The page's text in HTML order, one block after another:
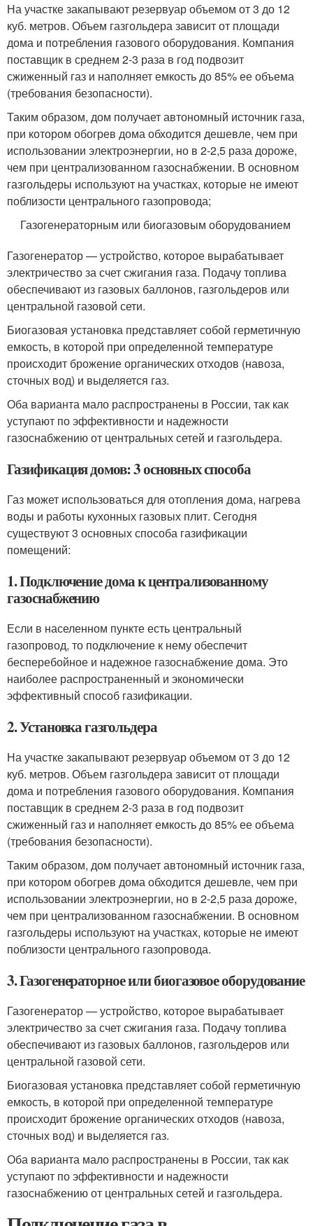
На участке закапывают резервуар объемом от 3 до 12
куб. метров. Объем газгольдера зависит от площади
дома и потребления газового оборудования. Компания
поставщик в среднем 2-3 раза в год подвозит
сжиженный газ и наполняет емкость до 85% ее объема
(требования безопасности).
Таким образом, дом получает автономный источник газа,
при котором обогрев дома обходится дешевле, чем при
использовании электроэнергии, но в 2-2,5 раза дороже,
чем при централизованном газоснабжении. В основном
газгольдеры используют на участках, которые не имеют
поблизости центрального газопровода;
Газогенераторным или биогазовым оборудованием
Газогенератор — устройство, которое вырабатывает
электричество за счет сжигания газа. Подачу топлива
обеспечивают из газовых баллонов, газгольдеров или
центральной газовой сети.
Биогазовая установка представляет собой герметичную
емкость, в которой при определенной температуре
происходит брожение органических отходов (навоза,
сточных вод) и выделяется газ.
Оба варианта мало распространены в России, так как
уступают по эффективности и надежности
газоснабжению от центральных сетей и газгольдера.
Газификация домов: 3 основных способа
Газ может использоваться для отопления дома, нагрева
воды и работы кухонных газовых плит. Сегодня
существуют 3 основных способа газификации
помещений:
1. Подключение дома к централизованному
газоснабжению
Если в населенном пункте есть центральный
газопровод, то подключение к нему обеспечит
бесперебойное и надежное газоснабжение дома. Это
наиболее распространенный и экономически
эффективный способ газификации.
2. Установка газгольдера
На участке закапывают резервуар объемом от 3 до 12
куб. метров. Объем газгольдера зависит от площади
дома и потребления газового оборудования. Компания
поставщик в среднем 2-3 раза в год подвозит
сжиженный газ и наполняет емкость до 85% ее объема
(требования безопасности).
Таким образом, дом получает автономный источник газа,
при котором обогрев дома обходится дешевле, чем при
использовании электроэнергии, но в 2-2,5 раза дороже,
чем при централизованном газоснабжении. В основном
газгольдеры используют на участках, которые не имеют
поблизости центрального газопровода.
3. Газогенераторное или биогазовое оборудование
Газогенератор — устройство, которое вырабатывает
электричество за счет сжигания газа. Подачу топлива
обеспечивают из газовых баллонов, газгольдеров или
центральной газовой сети.
Биогазовая установка представляет собой герметичную
емкость, в которой при определенной температуре
происходит брожение органических отходов (навоза,
сточных вод) и выделяется газ.
Оба варианта мало распространены в России, так как
уступают по эффективности и надежности
газоснабжению от центральных сетей и газгольдера.